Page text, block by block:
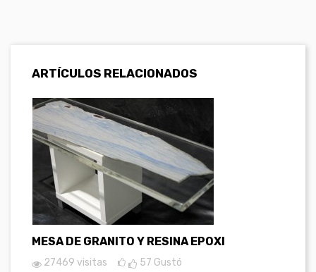
ARTÍCULOS RELACIONADOS
MESA DE GRANITO Y RESINA EPOXI
27469 visitas 57 Gustó